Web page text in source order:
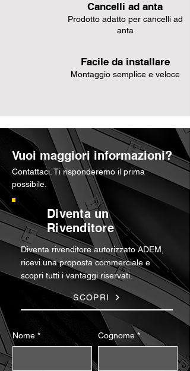
Cancelli ad anta
Prodotto adatto per cancelli ad
anta
Facile da installare
Montaggio semplice e veloce
Vuoi maggiori informazioni?
Contattaci. Ti risponderemo il prima
possibile.
Diventa un
Rivenditore
Diventa rivenditore autorizzato ADEM,
ricevi una proposta commerciale e
scopri tutti i vantaggi riservati.
SCOPRI
Nome * Cognome *